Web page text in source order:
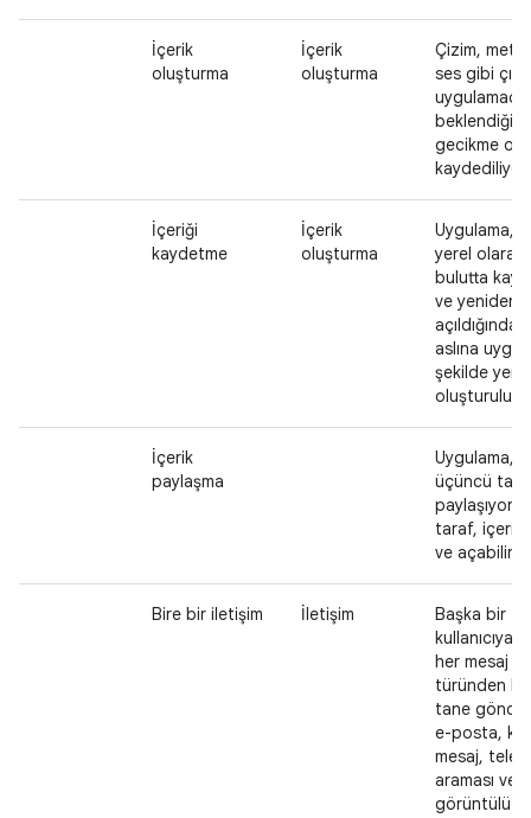
İçerik
oluşturma
İçerik
oluşturma
Çizim,
ses gibi
uygulamada
beklendiği
gecikme
kaydediliyor.
İçeriği
kaydetme
İçerik
oluşturma
Uygulama,
yerel olarak
bulutta
ve yeniden
açıldığında
aslına uygun
şekilde
oluşturulur.
İçerik
paylaşma
Uygulama,
üçüncü
paylaşıyor.
taraf,
ve açabilir.
Bire bir iletişim İletişim
Başka bir
kullanıcıya
her mesaj
türünden
tane
e-posta,
mesaj,
araması
görüntülü